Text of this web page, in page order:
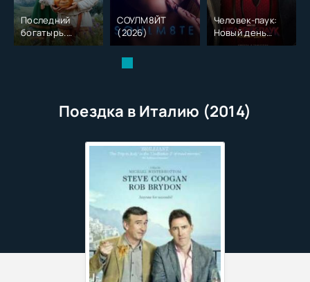
Последний
богатырь.
Колобок (2026)
СОУЛМ8ЙТ
(2026)
Человек-паук:
Новый день
(2026)
Поездка в Италию (2014)